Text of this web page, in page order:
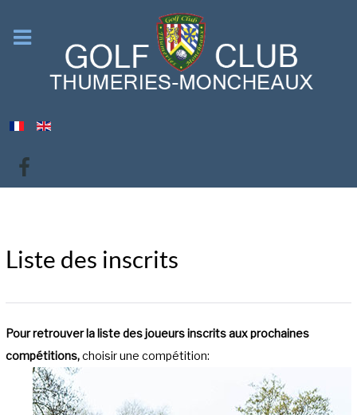
Liste des inscrits
Pour retrouver la liste des joueurs inscrits aux prochaines
compétitions,choisir une compétition: